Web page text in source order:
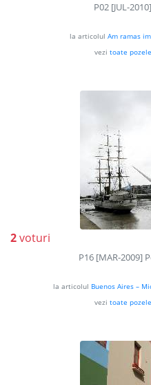
P02 [JUL-
la articolul Am ramas
vezi toate pozele
2voturi
P16 [MAR-2009]
la articolul Buenos Aires –
vezi toate pozele